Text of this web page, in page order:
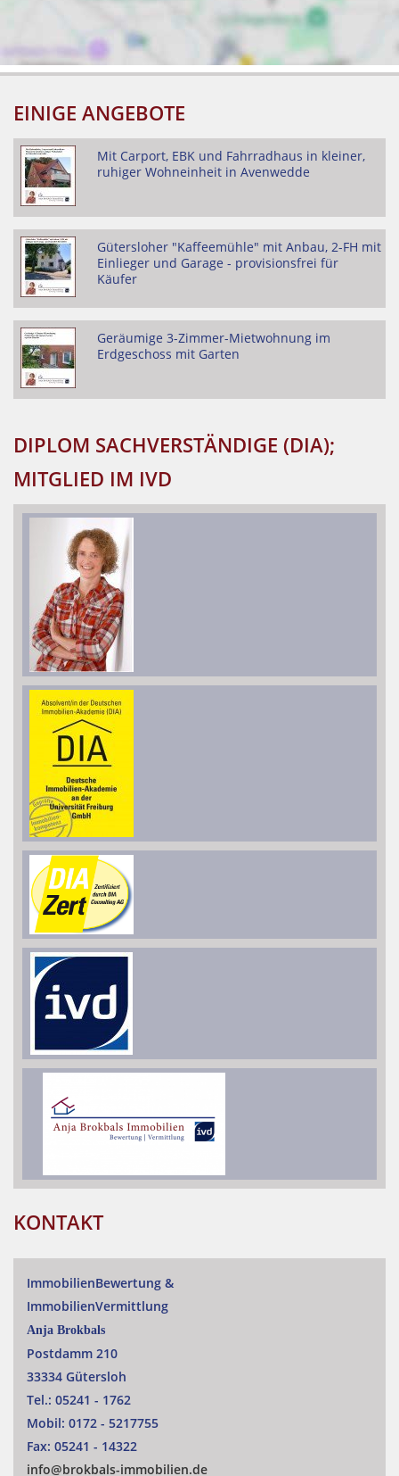
EINIGE ANGEBOTE
Mit Carport, EBK und Fahrradhaus in kleiner,
ruhiger Wohneinheit in Avenwedde
Gütersloher "Kaffeemühle" mit Anbau, 2-FH mit
Einlieger und Garage - provisionsfrei für
Käufer
Geräumige 3-Zimmer-Mietwohnung im
Erdgeschoss mit Garten
DIPLOM SACHVERSTÄNDIGE (DIA);
MITGLIED IM IVD
KONTAKT
ImmobilienBewertung &
ImmobilienVermittlung
Anja Brokbals
Postdamm 210
33334 Gütersloh
Tel.: 05241 - 1762
Mobil: 0172 - 5217755
Fax: 05241 - 14322
info@brokbals-immobilien.de